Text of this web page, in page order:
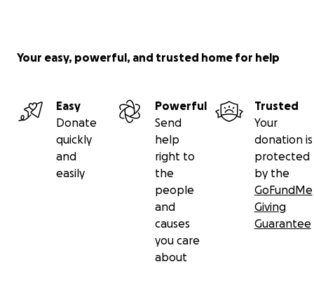
Your easy, powerful, and trusted home for help
Easy
Donate
quickly
and
easily
Powerful
Send
help
right to
the
people
and
causes
you care
about
Trusted
Your
donation is
protected
by the
GoFundMe
Giving
Guarantee